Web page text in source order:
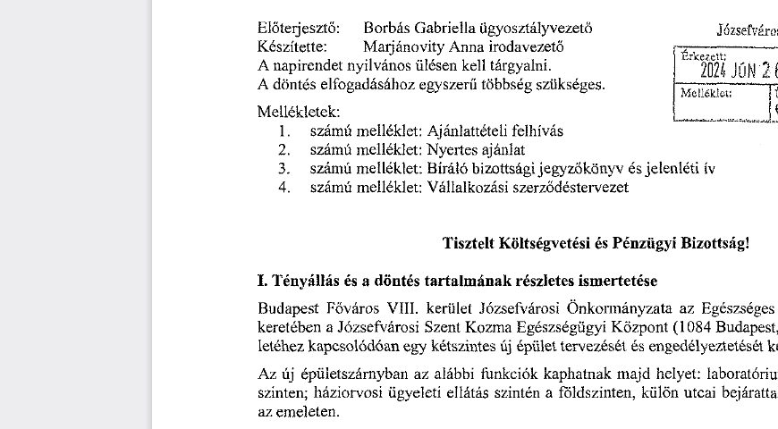
Előterjesztő:
Készítette:
Borbás Gabriella ügyosztályvezető
Marjánovity Anna irodavezető
A napirendet nyilvános ülésen kell tárgyalni.
A döntés elfogadásához egyszerű többség szükséges.
Mellékletek:
Melléklet; j
1.
2.
3.
4.
számú melléklet: Ajánlattételi felhívás
számú melléklet: Nyertes ajánlat
számú melléklet: Bíráló bizottsági jegyzőkönyv és jelenléti ív
számú melléklet: Vállalkozási szerződéstervezet
Tisztelt Költségvetési és Pénzügyi Bizottság!
I.
  Tényállás
és a döntés tartalmának részletes ismertetése
Budapest Főváros VIII. kerület Józsefvárosi Önkormányzata az Egészséges
keretében a Józsefvárosi Szent Kozma Egészségügyi Központ (1084 Budapest,
letéhez kapcsolódóan egy kétszintes új épülettervezését és engedélyeztetését
Az új épületszámyban az alábbi funkciók kaphatnak majd helyet:
szinten; háziorvosi ügyeleti ellátás szintén a földszinten, külön utcai
az emeleten.